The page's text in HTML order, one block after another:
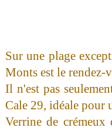
Sur une plage
Monts est le rendez-
Il n'est pas
Cale 29, idéale pour
Verrine de